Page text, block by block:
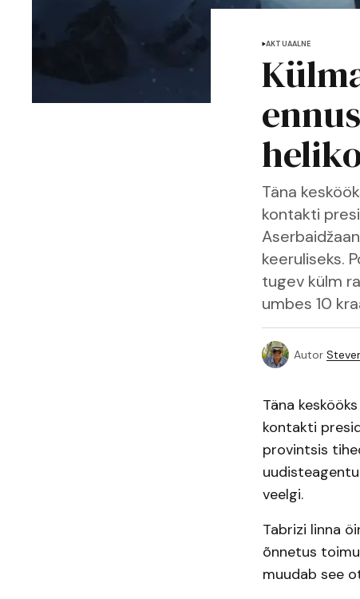
AKTUAALNE
Täna
kontakti
keeruliseks.
tugev külm
umbes 10
Autor
Täna
kontakti
provintsis
veelgi.
Tabrizi linna
õnnetus
muudab see